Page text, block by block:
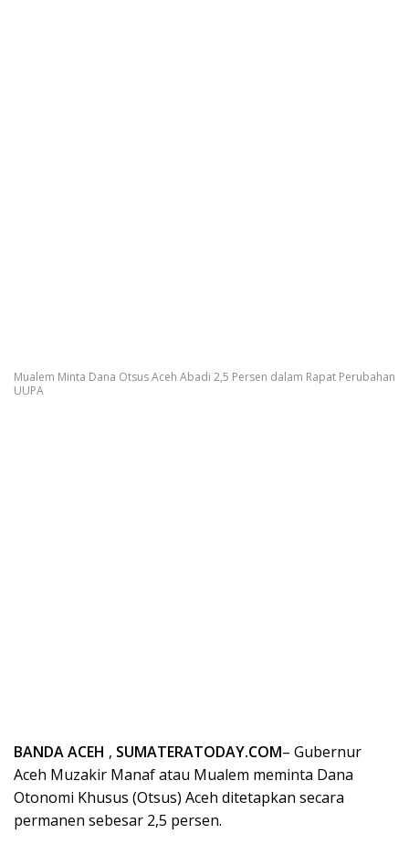
Mualem Minta Dana Otsus Aceh Abadi 2,5 Persen dalam Rapat Perubahan
UUPA
BANDA ACEH , SUMATERATODAY.COM– Gubernur
Aceh Muzakir Manaf atau Mualem meminta Dana
Otonomi Khusus (Otsus) Aceh ditetapkan secara
permanen sebesar 2,5 persen.